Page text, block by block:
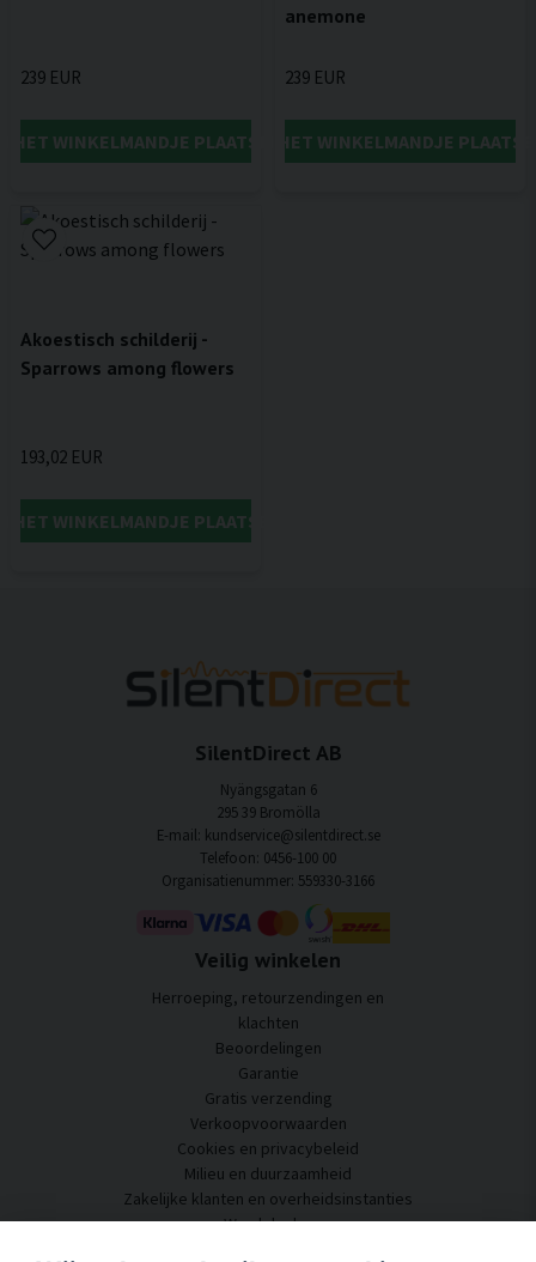
239 EUR
HET WINKELMANDJE PLAATSEN
anemone
239 EUR
IN HET WINKELMANDJE
Akoestisch schilderij -
Sparrows among flowers
193,02 EUR
HET WINKELMANDJE PLAATSEN
SilentDirect AB
Nyängsgatan 6
295 39 Bromölla
E-mail: kundservice@silentdirect.se
Telefoon: 0456-100 00
Organisatienummer: 559330-3166
Veilig winkelen
Herroeping, retourzendingen en
klachten
Beoordelingen
Garantie
Gratis verzending
Verkoopvoorwaarden
Cookies en privacybeleid
Milieu en duurzaamheid
Zakelijke klanten en overheidsinstanties
Word dealer